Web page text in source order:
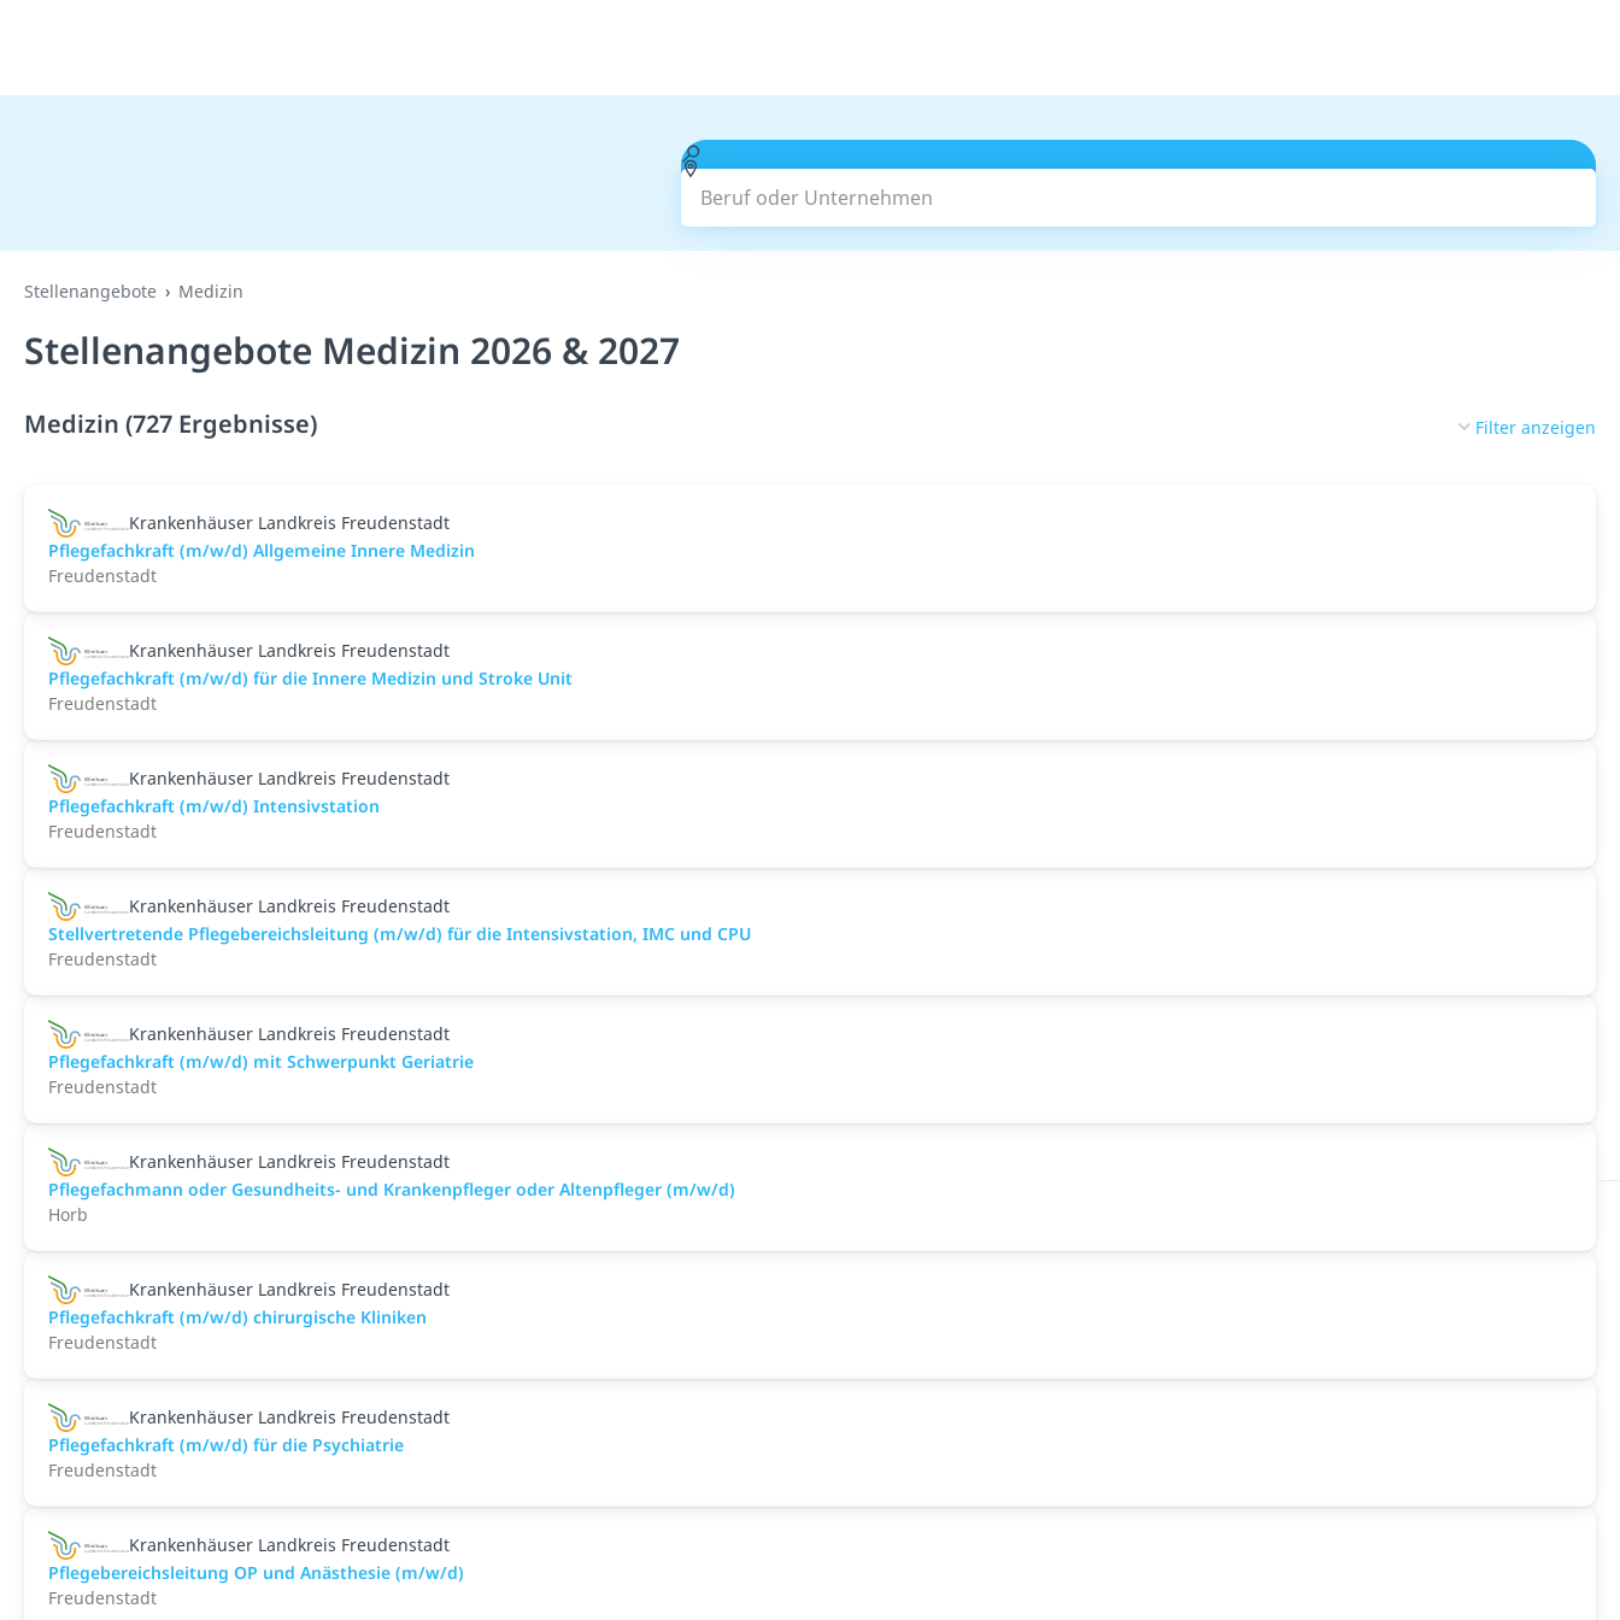
Beruf oder Unternehmen
Stellenangebote Medizin
Stellenangebote Medizin 2026 & 2027
Medizin (727 Ergebnisse) Filter anzeigen
Krankenhäuser Landkreis Freudenstadt
Pflegefachkraft (m/w/d) Allgemeine Innere Medizin
Freudenstadt
Krankenhäuser Landkreis Freudenstadt
Pflegefachkraft (m/w/d) für die Innere Medizin und Stroke Unit
Freudenstadt
Krankenhäuser Landkreis Freudenstadt
Pflegefachkraft (m/w/d) Intensivstation
Freudenstadt
Krankenhäuser Landkreis Freudenstadt
Stellvertretende Pflegebereichsleitung (m/w/d) für die Intensivstation, IMC und CPU
Freudenstadt
Krankenhäuser Landkreis Freudenstadt
Pflegefachkraft (m/w/d) mit Schwerpunkt Geriatrie
Freudenstadt
Krankenhäuser Landkreis Freudenstadt
Pflegefachmann oder Gesundheits- und Krankenpfleger oder Altenpfleger (m/w/d)
Horb
Krankenhäuser Landkreis Freudenstadt
Pflegefachkraft (m/w/d) chirurgische Kliniken
Freudenstadt
Krankenhäuser Landkreis Freudenstadt
Pflegefachkraft (m/w/d) für die Psychiatrie
Freudenstadt
Krankenhäuser Landkreis Freudenstadt
Pflegebereichsleitung OP und Anästhesie (m/w/d)
Freudenstadt